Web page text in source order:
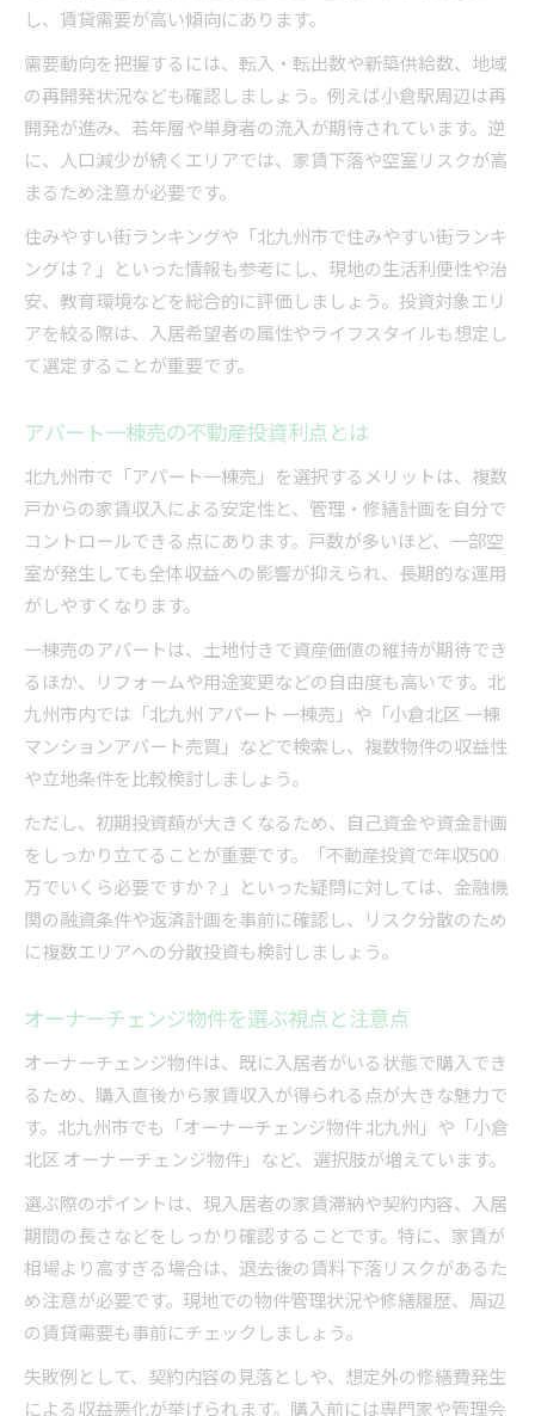
現地調査で見極める不動産投資のポイント
良い物件を見つけるための調査手順と視点
オーナーチェンジ物件の実地チェック項目
不動産投資で現地調査を活かす判断基準
成功事例から学ぶ不動産選びの工夫
し、賃貸需要が高い傾向にあります。
需要動向を把握するには、転入・転出数や新築供給数、地域
の再開発状況なども確認しましょう。例えば小倉駅周辺は再
開発が進み、若年層や単身者の流入が期待されています。逆
に、人口減少が続くエリアでは、家賃下落や空室リスクが高
まるため注意が必要です。
住みやすい街ランキングや「北九州市で住みやすい街ランキ
ングは？」といった情報も参考にし、現地の生活利便性や治
安、教育環境などを総合的に評価しましょう。投資対象エリ
アを絞る際は、入居希望者の属性やライフスタイルも想定し
て選定することが重要です。
アパート一棟売の不動産投資利点とは
北九州市で「アパート一棟売」を選択するメリットは、複数
戸からの家賃収入による安定性と、管理・修繕計画を自分で
コントロールできる点にあります。戸数が多いほど、一部空
室が発生しても全体収益への影響が抑えられ、長期的な運用
がしやすくなります。
一棟売のアパートは、土地付きで資産価値の維持が期待でき
るほか、リフォームや用途変更などの自由度も高いです。北
九州市内では「北九州 アパート 一棟売」や「小倉北区 一棟
マンションアパート売買」などで検索し、複数物件の収益性
や立地条件を比較検討しましょう。
ただし、初期投資額が大きくなるため、自己資金や資金計画
をしっかり立てることが重要です。「不動産投資で年収500
万でいくら必要ですか？」といった疑問に対しては、金融機
関の融資条件や返済計画を事前に確認し、リスク分散のため
に複数エリアへの分散投資も検討しましょう。
オーナーチェンジ物件を選ぶ視点と注意点
オーナーチェンジ物件は、既に入居者がいる状態で購入でき
るため、購入直後から家賃収入が得られる点が大きな魅力で
す。北九州市でも「オーナーチェンジ物件 北九州」や「小倉
北区 オーナーチェンジ物件」など、選択肢が増えています。
選ぶ際のポイントは、現入居者の家賃滞納や契約内容、入居
期間の長さなどをしっかり確認することです。特に、家賃が
相場より高すぎる場合は、退去後の賃料下落リスクがあるた
め注意が必要です。現地での物件管理状況や修繕履歴、周辺
の賃貸需要も事前にチェックしましょう。
失敗例として、契約内容の見落としや、想定外の修繕費発生
による収益悪化が挙げられます。購入前には専門家や管理会